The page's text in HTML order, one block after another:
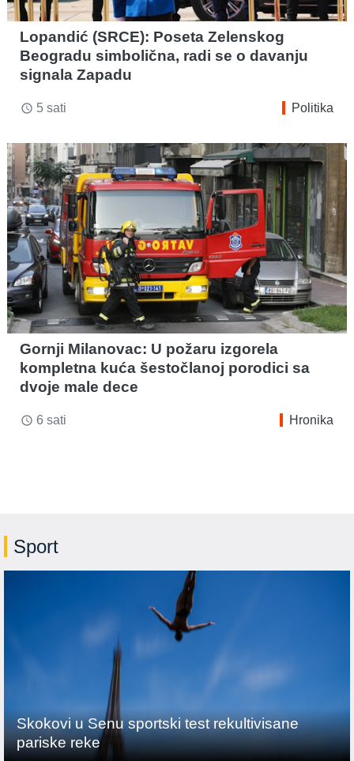
Lopandić (SRCE): Poseta Zelenskog
Beogradu simbolična, radi se o davanju
signala Zapadu
access_time 5 sati Politika
Gornji Milanovac: U požaru izgorela
kompletna kuća šestočlanoj porodici sa
dvoje male dece
access_time 6 sati Hronika
Sport
Skokovi u Senu sportski test rekultivisane
pariske reke